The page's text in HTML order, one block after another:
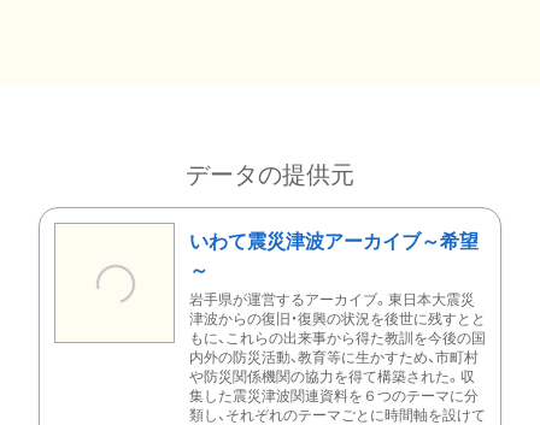
データの提供元
いわて震災津波アーカイブ～希望
～
岩手県が運営するアーカイブ。東日本大震災
津波からの復旧・復興の状況を後世に残すとと
もに、これらの出来事から得た教訓を今後の国
内外の防災活動、教育等に生かすため、市町村
や防災関係機関の協力を得て構築された。収
集した震災津波関連資料を６つのテーマに分
類し、それぞれのテーマごとに時間軸を設けて